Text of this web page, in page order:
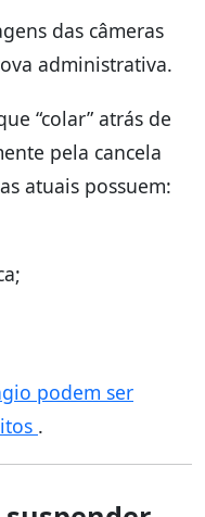
das câmeras
administrativa.
“colar” atrás de
pela cancela
atuais possuem:
podem ser
.